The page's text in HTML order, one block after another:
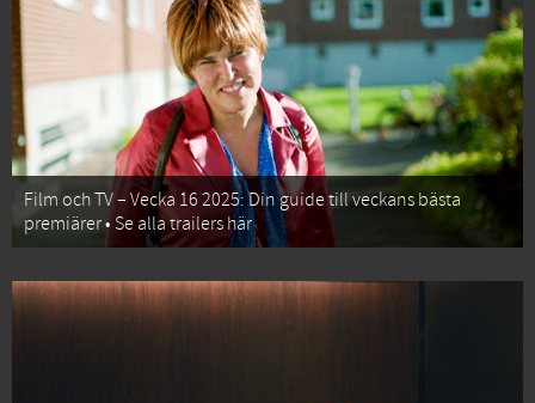
Film och TV – Vecka 16 2025: Din guide till veckans bästa
premiärer • Se alla trailers här